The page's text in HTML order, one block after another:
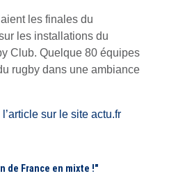
les finales du
les installations du
Club. Quelque 80 équipes
rugby dans une ambiance
sur le site actu.fr
de France en mixte !"